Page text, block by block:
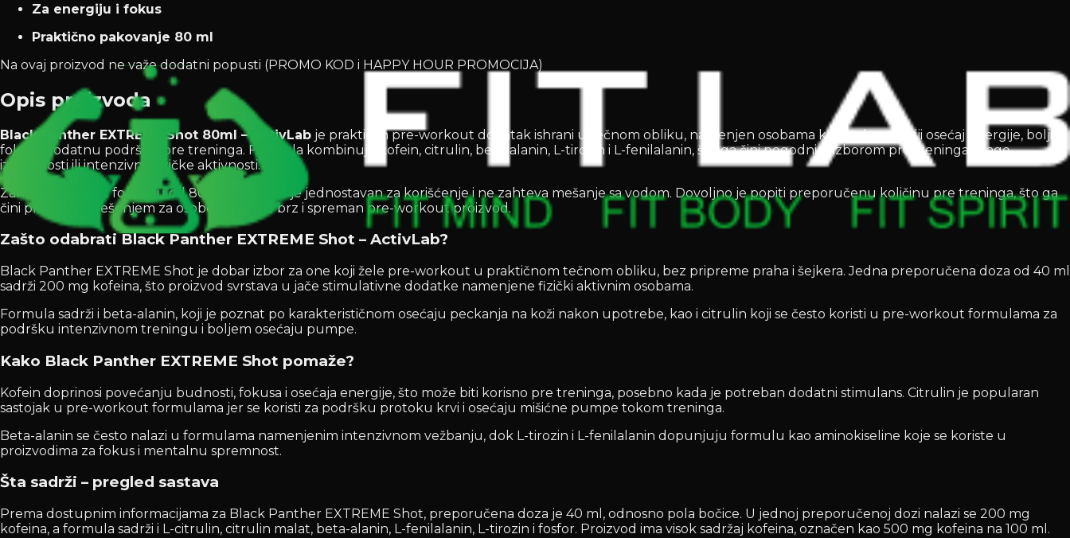
Za energiju i fokus
Praktično pakovanje 80 ml
Na ovaj proizvod ne važe dodatni popusti (PROMO KOD i HAPPY HOUR PROMOCIJA)
Opis proizvoda
Black Panther EXTREME Shot 80ml – ActivLab je praktičan pre-workout dodatak ishrani u tečnom obliku, namenjen osobama koje žele snažniji osećaj energije, bolji
fokus i dodatnu podršku pre treninga. Formula kombinuje kofein, citrulin, beta-alanin, L-tirozin i L-fenilalanin, što ga čini pogodnim izborom pre treninga snage,
izdržljivosti ili intenzivne fizičke aktivnosti.
Zahvaljujući shot formatu od 80 ml, proizvod je jednostavan za korišćenje i ne zahteva mešanje sa vodom. Dovoljno je popiti preporučenu količinu pre treninga, što ga
čini praktičnim rešenjem za osobe koje žele brz i spreman pre-workout proizvod.
Zašto odabrati Black Panther EXTREME Shot – ActivLab?
Black Panther EXTREME Shot je dobar izbor za one koji žele pre-workout u praktičnom tečnom obliku, bez pripreme praha i šejkera. Jedna preporučena doza od 40 ml
sadrži 200 mg kofeina, što proizvod svrstava u jače stimulativne dodatke namenjene fizički aktivnim osobama.
Formula sadrži i beta-alanin, koji je poznat po karakterističnom osećaju peckanja na koži nakon upotrebe, kao i citrulin koji se često koristi u pre-workout formulama za
podršku intenzivnom treningu i boljem osećaju pumpe.
Kako Black Panther EXTREME Shot pomaže?
Kofein doprinosi povećanju budnosti, fokusa i osećaja energije, što može biti korisno pre treninga, posebno kada je potreban dodatni stimulans. Citrulin je popularan
sastojak u pre-workout formulama jer se koristi za podršku protoku krvi i osećaju mišićne pumpe tokom treninga.
Beta-alanin se često nalazi u formulama namenjenim intenzivnom vežbanju, dok L-tirozin i L-fenilalanin dopunjuju formulu kao aminokiseline koje se koriste u
proizvodima za fokus i mentalnu spremnost.
Šta sadrži – pregled sastava
Prema dostupnim informacijama za Black Panther EXTREME Shot, preporučena doza je 40 ml, odnosno pola bočice. U jednoj preporučenoj dozi nalazi se 200 mg
kofeina, a formula sadrži i L-citrulin, citrulin malat, beta-alanin, L-fenilalanin, L-tirozin i fosfor. Proizvod ima visok sadržaj kofeina, označen kao 500 mg kofeina na 100 ml.